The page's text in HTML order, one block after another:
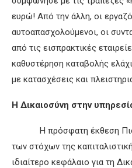
ευρώ! Από την άλλη, οι
αυτοαπασχολούμενοι, οι
από τις εισπρακτικές
καθυστέρηση καταβολής
με κατασχέσεις και
Η Δικαιοσύνη στην
Η πρόσφατη έκθεση
των στόχων της
ιδιαίτερο κεφάλαιο για τη